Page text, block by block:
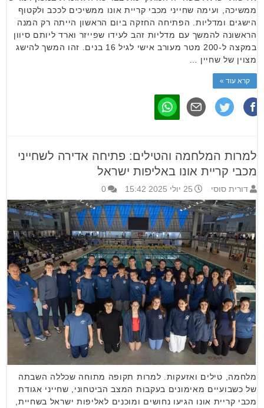
ממשיכה, ועימה שחייני מכבי קריית אונו ממשיכים לככב ולקטוף
הישגים ומדליות. הפתיחה החזקה ביום הראשון הייתה רק המנה
הראשונה להמשך עם מדליות זהב לעידו שפייזר וארד ליותם סיוון
במקצה ל-200 מטר מעורב אישי לגיל 16 בנים. זהו המשך להישג
מצוין של שחיין …
קרא עוד »
למרות המלחמה והטילים: פתיחה אדירה לשחייני
מכבי קריית אונו באליפות ישראל
דורית סוסי 25 יולי 2025 15:42 0
מלחמה, טילים ואזעקות. למרות תקופה מתוחה שכללה השבתה
של כשבועיים מאימונים בעקבות המצב הביטחוני, שחייני אגודת
מכבי קריית אונו הגיעו נחושים ומוכנים לאליפות ישראל בשחיית,